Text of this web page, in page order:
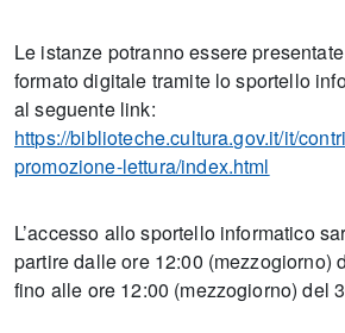
Le istanze potranno essere
formato digitale tramite lo sportello
al seguente link:
https://biblioteche.cultura.gov.it/it/
promozione-lettura/index.html
L’accesso allo sportello informatico
partire dalle ore 12:00 (mezzogiorno)
fino alle ore 12:00 (mezzogiorno) del